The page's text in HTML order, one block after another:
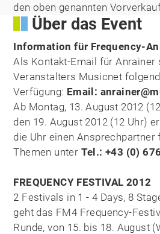
den oben genannten
Über das Event
Information für Frequency-
Als Kontakt-Email für Anrainer
Veranstalters Musicnet
Verfügung: Email:
Ab Montag, 13. August 2012
den 19. August 2012 (12 Uhr)
die Uhr einen Ansprechpartner
Themen unter Tel.: +43 (0)
FREQUENCY FESTIVAL 2012
2 Festivals in 1 - 4 Days, 8
geht das FM4 Frequency-
Runde, von 15. bis 18. August